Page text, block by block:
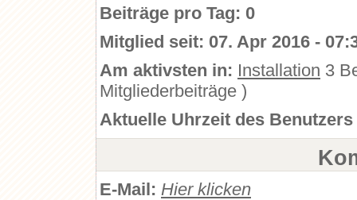
Beiträge pro Tag: 0
Mitglied seit: 07. Apr 2016 -
Am aktivsten in: Installation 3
Mitgliederbeiträge )
Aktuelle Uhrzeit des Benutzers
E-Mail: Hier klicken